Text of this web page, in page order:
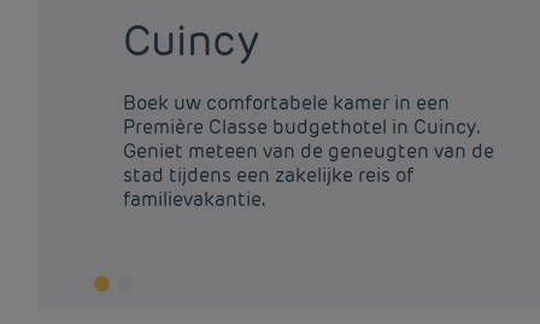
Cuincy
Boek uw comfortabele kamer in een
Première Classe budgethotel in Cuincy.
Geniet meteen van de geneugten van de
stad tijdens een zakelijke reis of
familievakantie.